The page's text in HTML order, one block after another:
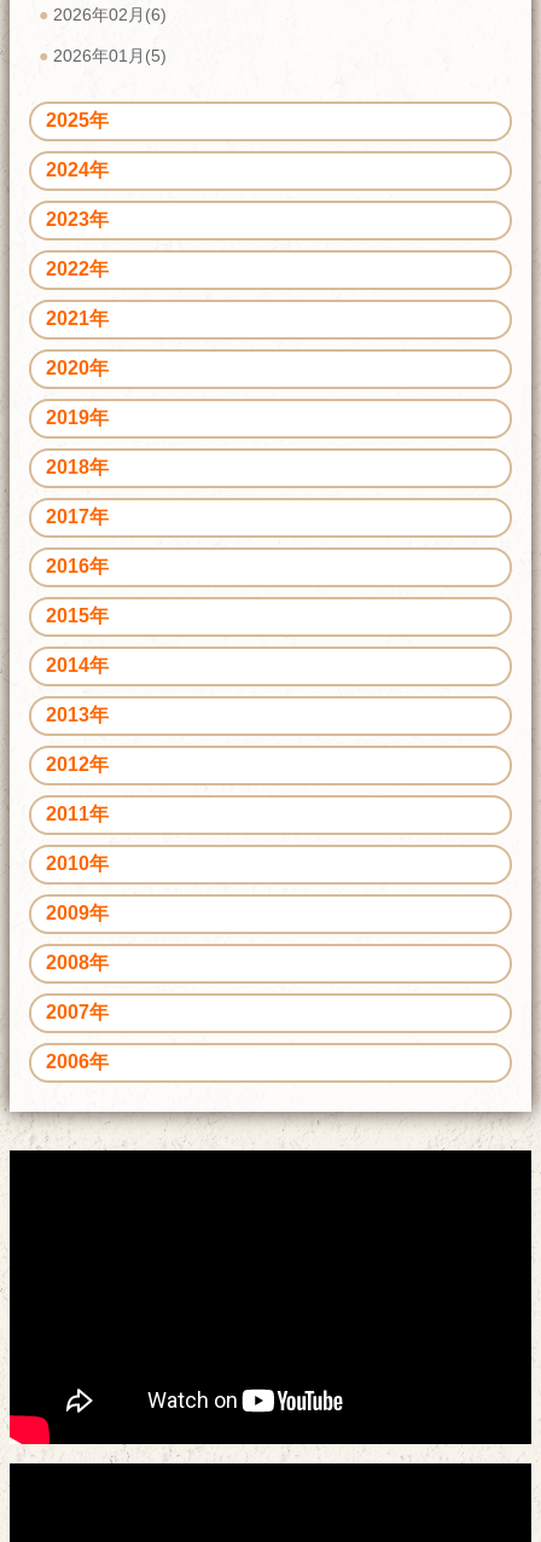
2026年02月(6)
2026年01月(5)
2025年
2024年
2023年
2022年
2021年
2020年
2019年
2018年
2017年
2016年
2015年
2014年
2013年
2012年
2011年
2010年
2009年
2008年
2007年
2006年